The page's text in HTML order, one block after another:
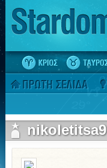
nikoletitsa9